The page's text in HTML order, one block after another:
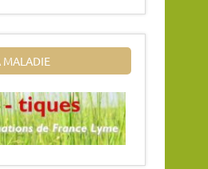
MALADIE